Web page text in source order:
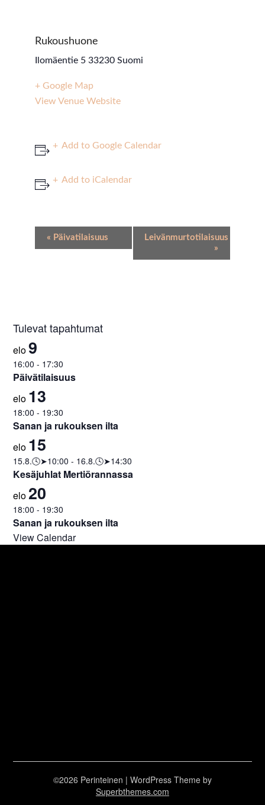
Rukoushuone
Ilomäentie 5 33230 Suomi
+ Google Map
View Venue Website
Add to Google Calendar
Add to iCalendar
Event
« Päivatilaisuus
Leivänmurtotilaisuus
»
Tulevat tapahtumat
elo9
16:00 - 17:30
Päivätilaisuus
elo 13
18:00 - 19:30
Sanan ja rukouksen ilta
elo 15
15.8.🕓➤10:00 - 16.8.🕓➤14:30
Kesäjuhlat Mertiörannassa
elo20
18:00 - 19:30
Sanan ja rukouksen ilta
View Calendar
©2026 Perinteinen | WordPress Theme by
Superbthemes.com